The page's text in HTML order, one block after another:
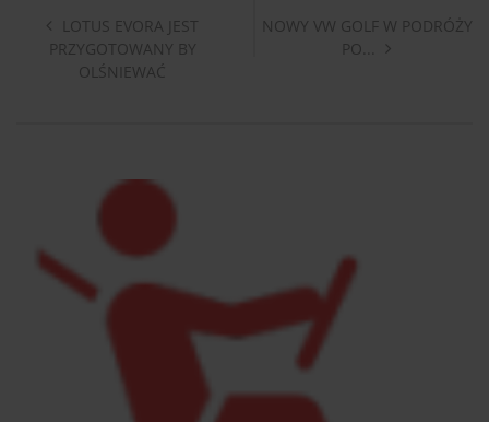
LOTUS EVORA JEST
PRZYGOTOWANY BY
OLŚNIEWAĆ
NOWY VW GOLF W PODRÓŻY
PO...